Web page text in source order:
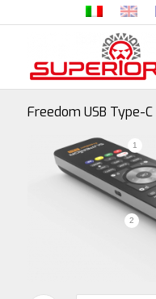
Freedom USB Type-C
1
2